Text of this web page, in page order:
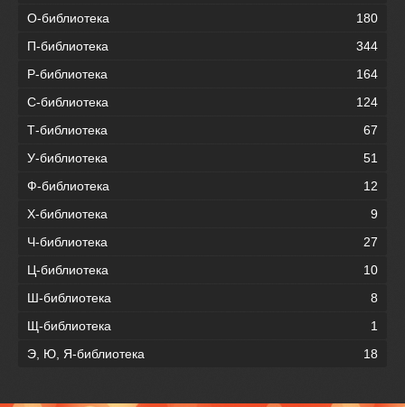
О-библиотека
180
П-библиотека
344
Р-библиотека
164
С-библиотека
124
Т-библиотека
67
У-библиотека
51
Ф-библиотека
12
Х-библиотека
9
Ч-библиотека
27
Ц-библиотека
10
Ш-библиотека
8
Щ-библиотека
1
Э, Ю, Я-библиотека
18